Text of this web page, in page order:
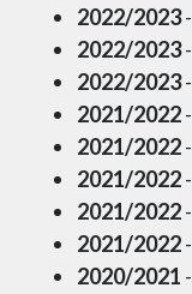
2022/2023
2022/2023
2022/2023
2021/2022
2021/2022
2021/2022
2021/2022
2021/2022
2020/2021